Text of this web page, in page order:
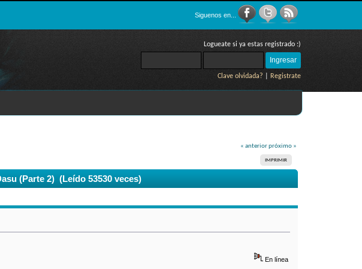
Siguenos en...
Logueate si ya estas registrado :)
Clave olvidada? Registrate
« anterior próximo »
IMPRIMIR
(Parte 2) (Leído 53530 veces)
En línea